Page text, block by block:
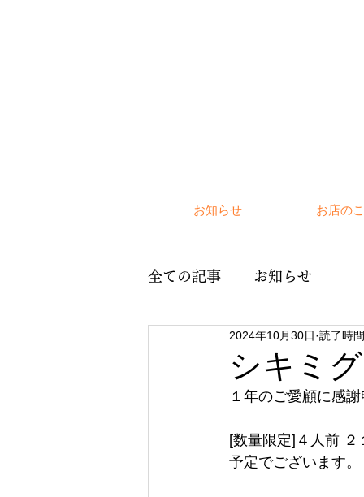
お知らせ お店の
全ての記事 お知らせ
シキミ
2024年10月30日 読了時
１年のご愛顧に感
[数量限定]４人前
予定でございます。